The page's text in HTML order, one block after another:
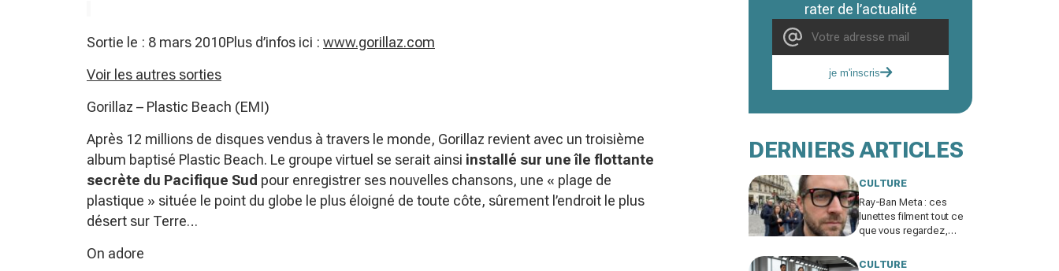
Sortie le : 8 mars 2010Plus d’infos ici : www.gorillaz.com
Voir les autres sorties
Gorillaz – Plastic Beach (EMI)
Après 12 millions de disques vendus à travers le monde, Gorillaz revient avec un troisième
album baptisé Plastic Beach. Le groupe virtuel se serait ainsi installé sur une île flottante
secrète du Pacifique Sud pour enregistrer ses nouvelles chansons, une « plage de
plastique » située le point du globe le plus éloigné de toute côte, sûrement l’endroit le plus
désert sur Terre…
On adore
rater de l’actualité
je m'inscris
DERNIERS ARTICLES
CULTURE
Ray-Ban Meta : ces
lunettes filment tout ce
que vous regardez,
atteinte à la vie privée ?
CULTURE